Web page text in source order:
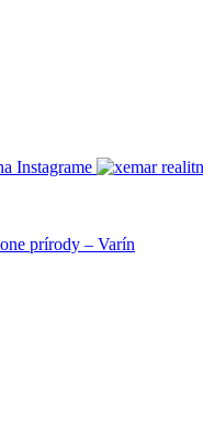
prírody – Varín